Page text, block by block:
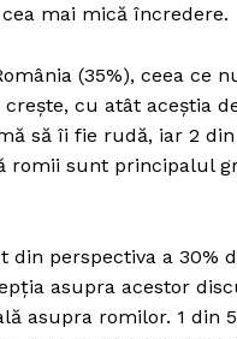
mai mică încredere.
(35%), ceea ce
cu atât aceștia
să îi fie rudă, iar 2 din
romii sunt principalul
perspectiva a 30%
asupra acestor
asupra romilor. 1 din